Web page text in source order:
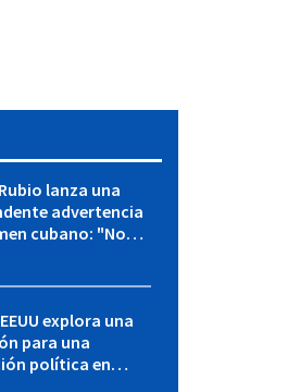
lanza una
advertencia
cubano: "No
explora una
para una
política en